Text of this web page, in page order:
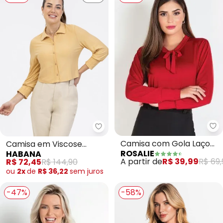
Habana - Camisa em Viscose
Camisa em Viscose
(Amarelo Claro)
HABANA
R$ 72,45R$ 144,90
ou 2xde R$ 36,22 sem juros
Camisa com Gola Laço
(Vermelha)
ROSALIE
A partir deR$ 39,99R$
-47% -58%